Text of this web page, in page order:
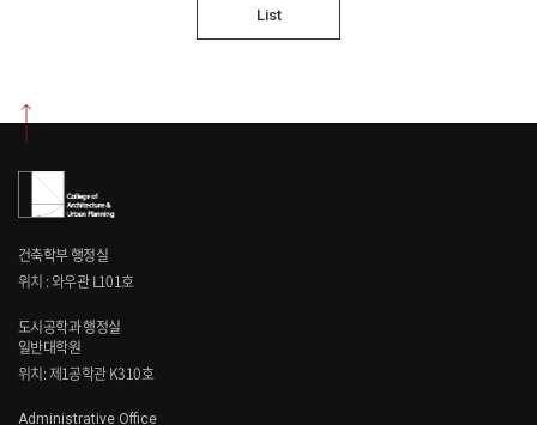
List
건축학부 행정실
위치 : 와우관 L101호
도시공학과 행정실
일반대학원
위치: 제1공학관 K310호
Administrative Office